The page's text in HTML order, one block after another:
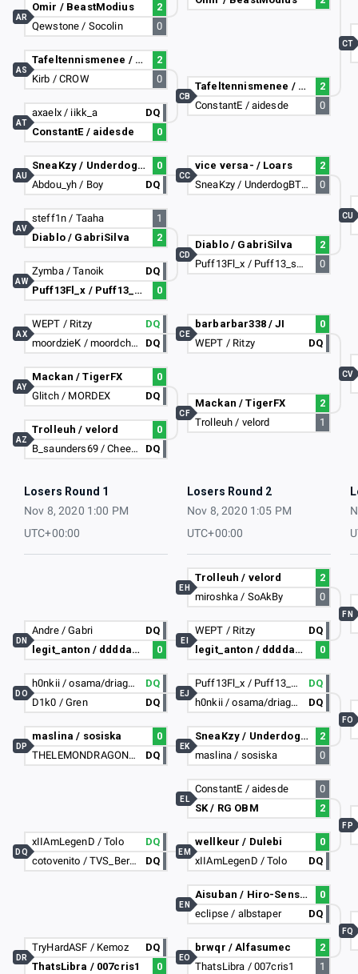
Omir / BeastModius
2
Qewstone / Socolin
0
AR
Tafeltennismenee / cheeselouiss
2
Kirb / CROW
0
AS
axaelx / iikk_a
DQ
ConstantE / aidesde
0
AT
SneaKzy / UnderdogBTW
0
Abdou_yh / Boy
DQ
AU
steff1n / Taaha
1
Diablo / GabriSilva
2
AV
Zymba / Tanoik
DQ
Puff13Fl_x / Puff13_shado
0
AW
WEPT / Ritzy
DQ
moordzieK / moordchicK_
DQ
AX
Mackan / TigerFX
0
Glitch / MORDEX
DQ
AY
Trolleuh / velord
0
B_saunders69 / CheekySkittles
DQ
AZ
Tafeltennismenee / cheeselouiss
2
ConstantE / aidesde
0
CB
vice versa- / Loars
2
SneaKzy / UnderdogBTW
0
CC
Diablo / GabriSilva
2
Puff13Fl_x / Puff13_shado
0
CD
barbarbar338 / JI
0
WEPT / Ritzy
DQ
CE
Mackan / TigerFX
2
Trolleuh / velord
1
CF
CT
CU
CV
Losers Round 1
Nov 8, 2020 1:00 PM
UTC+00:00
Losers Round 2
Nov 8, 2020 1:05 PM
UTC+00:00
Andre / Gabri
DQ
legit_anton / ddddammm
0
DN
h0nkii / osama/driagonv
DQ
D1k0 / Gren
DQ
DO
maslina / sosiska
0
THELEMONDRAGON4 / Parzival #3827
DQ
DP
xIIAmLegenD / Tolo
DQ
cotovenito / TVS_BernaXx
DQ
DQ
TryHardASF / Kemoz
DQ
ThatsLibra / 007cris1
0
DR
Trolleuh / velord
2
miroshka / SoAkBy
0
EH
WEPT / Ritzy
DQ
legit_anton / ddddammm
0
EI
Puff13Fl_x / Puff13_shado
DQ
h0nkii / osama/driagonv
DQ
EJ
SneaKzy / UnderdogBTW
2
maslina / sosiska
0
EK
ConstantE / aidesde
0
SK / RG OBM
2
EL
wellkeur / Dulebi
0
xIIAmLegenD / Tolo
DQ
EM
Aisuban / Hiro-Sensei
0
eclipse / albstaper
DQ
EN
brwqr / Alfasumec
2
ThatsLibra / 007cris1
1
EO
FN
FO
FP
FQ